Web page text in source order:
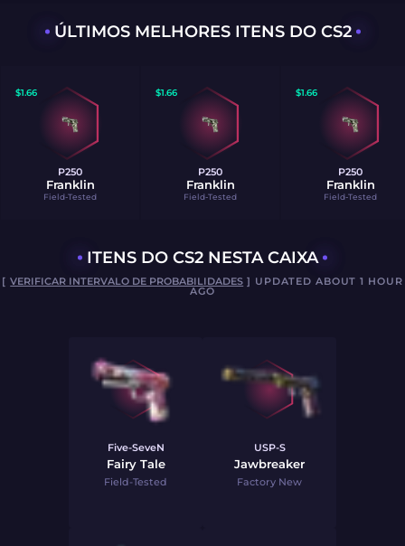
ÚLTIMOS MELHORES ITENS DO CS2
$1.66
P250
Franklin
Field-Tested
$1.66
P250
Franklin
Field-Tested
$1.66
P250
Franklin
Field-Tested
ITENS DO CS2 NESTA CAIXA
[VERIFICAR INTERVALO DE PROBABILIDADES ] UPDATED ABOUT 1 HOUR
AGO
Five-SeveN
Fairy Tale
Field-Tested
USP-S
Jawbreaker
Factory New